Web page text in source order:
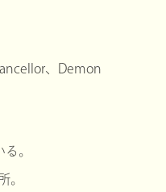
、Demon
。
。